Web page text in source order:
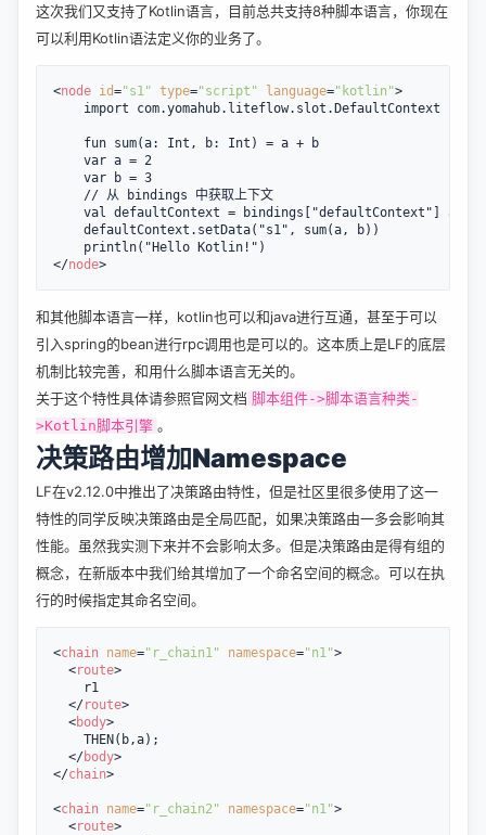
这次我们又支持了Kotlin语言，目前总共支持8种脚本语言，你现在
可以利用Kotlin语法定义你的业务了。
<node id="s1" type="script" language="kotlin">
import com.yomahub.liteflow.slot.DefaultContext
fun sum(a: Int, b: Int) = a + b
var a = 2
var b = 3
// 从 bindings 中获取上下文
val defaultContext = bindings["defaultContext"] as
defaultContext.setData("s1", sum(a, b))
</node>
和其他脚本语言一样，kotlin也可以和java进行互通，甚至于可以
引入spring的bean进行rpc调用也是可以的。这本质上是LF的底层
机制比较完善，和用什么脚本语言无关的。
关于这个特性具体请参照官网文档 脚本组件->脚本语言种类-
>Kotlin脚本引擎 。
决策路由增加Namespace
LF在v2.12.0中推出了决策路由特性，但是社区里很多使用了这一
特性的同学反映决策路由是全局匹配，如果决策路由一多会影响其
性能。虽然我实测下来并不会影响太多。但是决策路由是得有组的
概念，在新版本中我们给其增加了一个命名空间的概念。可以在执
行的时候指定其命名空间。
<chain name="r_chain1" namespace="n1">
<route>
r1
</route>
<body>
THEN(b,a);
</body>
</chain>
<chain name="r_chain2" namespace="n1">
<route>